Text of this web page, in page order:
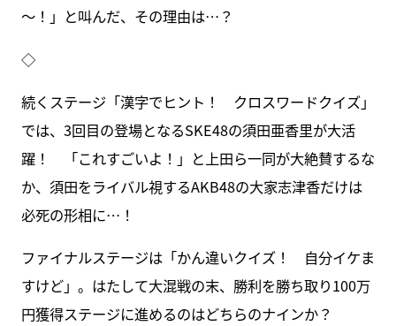
～！」と叫んだ、その理由は…？
◇
続くステージ「漢字でヒント！ クロスワードクイズ」
では、3回目の登場となるSKE48の須田亜香里が大活
躍！ 「これすごいよ！」と上田ら一同が大絶賛するな
か、須田をライバル視するAKB48の大家志津香だけは
必死の形相に…！
ファイナルステージは「かん違いクイズ！ 自分イケま
すけど」。はたして大混戦の末、勝利を勝ち取り100万
円獲得ステージに進めるのはどちらのナインか？